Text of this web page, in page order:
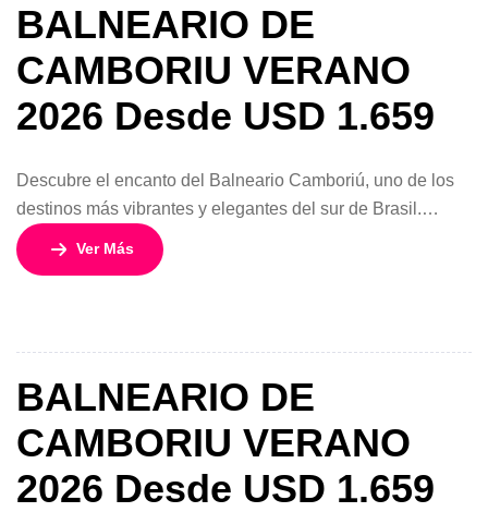
BALNEARIO DE
CAMBORIU VERANO
2026 Desde USD 1.659
Descubre el encanto del Balneario Camboriú, uno de los
destinos más vibrantes y elegantes del sur de Brasil.
Conocido como la “Río de Janeiro del sur”, este balneario
combina playas de aguas cálidas, vida nocturna animada,
moderno […]
Ver Más
BALNEARIO DE
CAMBORIU VERANO
2026 Desde USD 1.659